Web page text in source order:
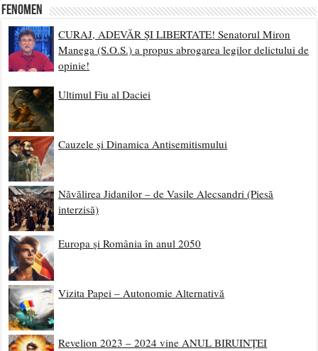
Fenomen
CURAJ, ADEVĂR ȘI LIBERTATE! Senatorul Miron
Manega (S.O.S.) a propus abrogarea legilor delictului de
opinie!
Ultimul Fiu al Daciei
Cauzele și Dinamica Antisemitismului
Năvălirea Jidanilor – de Vasile Alecsandri (Piesă
interzisă)
Europa și România în anul 2050
Vizita Papei – Autonomie Alternativă
Revelion 2023 – 2024 vine ANUL BIRUINȚEI